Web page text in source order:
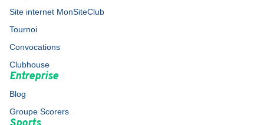
Site internet MonSiteClub
Tournoi
Convocations
Clubhouse
Entreprise
Blog
Groupe Scorers